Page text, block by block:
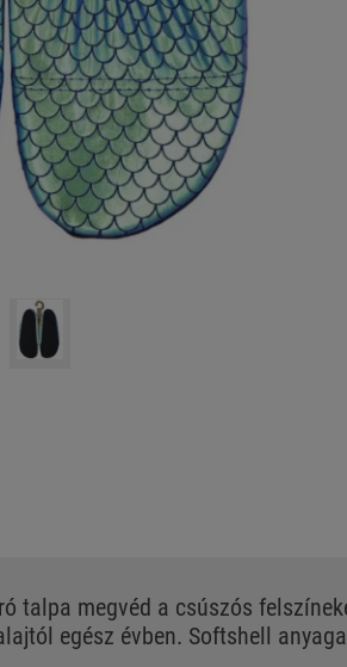
talpa megvéd a csúszós
egész évben. Softshell